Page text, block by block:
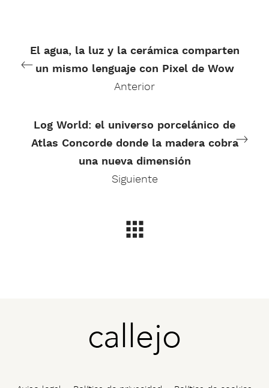
El agua, la luz y la cerámica comparten
un mismo lenguaje con Pixel de Wow
Anterior
Log World: el universo porcelánico de
Atlas Concorde donde la madera cobra
una nueva dimensión
Siguiente